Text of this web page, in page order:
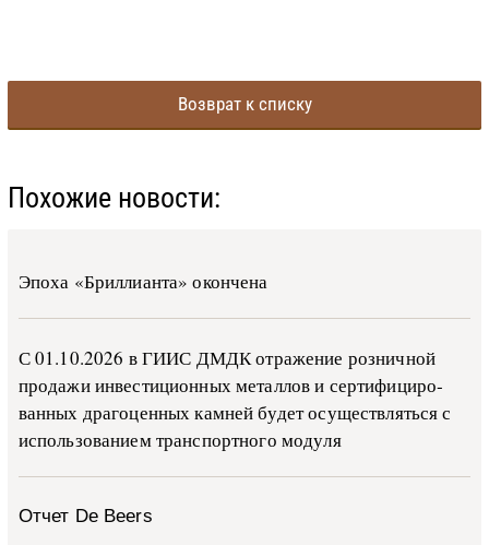
Возврат к списку
Похожие новости:
Эпоха «Бриллианта» окончена
С 01.10.2026 в ГИИС ДМДК от­ра­же­ние роз­ни­ч­ной
про­да­жи ин­ве­сти­ци­он­ных ме­тал­лов и сер­ти­фи­ци­ро­
ван­ных дра­го­цен­ных ка­м­ней бу­дет осу­ще­ств­лять­ся с
ис­поль­зо­ва­ни­ем тран­с­пор­т­но­го мо­ду­ля
Отчет De Beers